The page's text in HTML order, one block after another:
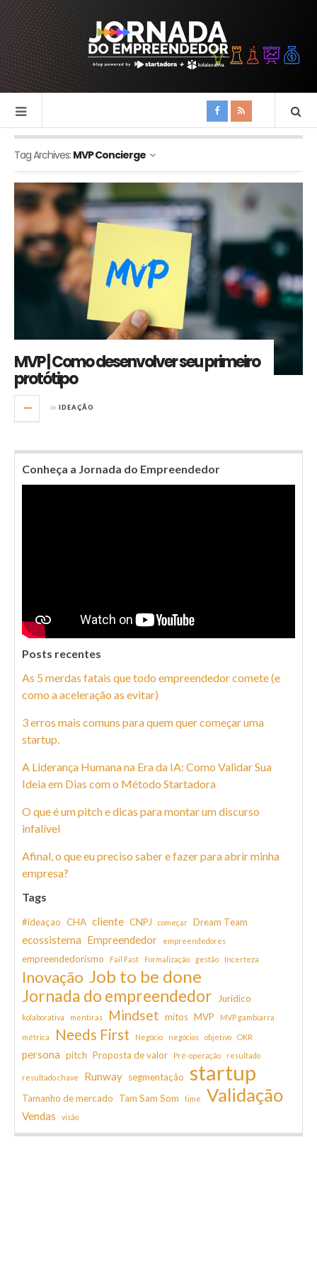
Tag Archives: MVP Concierge
MVP | Como desenvolver seu primeiro
protótipo
in IDEAÇÃO
Conheça a Jornada do Empreendedor
Posts recentes
As 5 merdas fatais que todo empreendedor comete (e
como a aceleração as evitar)
3 erros mais comuns para quem quer começar uma
startup.
A Liderança Humana na Era da IA: Como Validar Sua
Ideia em Dias com o Método Startadora
O que é um pitch e dicas para montar um discurso
infalível
Afinal, o que eu preciso saber e fazer para abrir minha
empresa?
Tags
#ideaçao CHA cliente CNPJ começar Dream Team
ecossistema Empreendedor empreendedores
empreendedorismo Fail Fast Formalização gestão Incerteza
Inovação Job to be done
Jornada do empreendedor Juridico
kolaborativa mentiras Mindset mitos MVP MVP gambiarra
métrica Needs First Negócio negócios objetivo OKR
persona pitch Proposta de valor Pré-operação resultado
resultado chave Runway segmentação startup
Tamanho de mercado Tam Sam Som time Validação
Vendas visão